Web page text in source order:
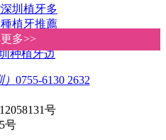
多>>
多>>
圳植牙多
植牙推薦
牙 深圳愛
种植牙边
0755-6130 2632
号
号